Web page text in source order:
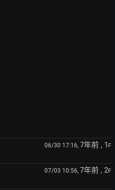
06/30 17:16, 7年前 , 1 F
07/03 10:56, 7年前 , 2F